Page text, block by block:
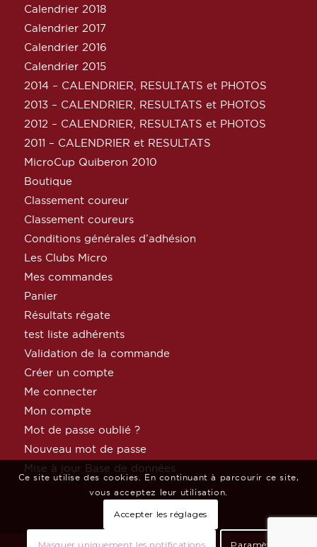
Calendrier 2018
Calendrier 2017
Calendrier 2016
Calendrier 2015
2014 – CALENDRIER, RESULTATS et PHOTOS
2013 – CALENDRIER, RESULTATS et PHOTOS
2012 – CALENDRIER, RESULTATS et PHOTOS
2011 – CALENDRIER et RESULTATS
MicroCup Quiberon 2010
Boutique
Classement coureur
Classement coureurs
Conditions générales d’adhésion
Les Clubs Micro
Mes commandes
Panier
Résultats régate
test liste adhérents
Validation de la commande
Créer un compte
Me connecter
Mon compte
Mot de passe oublié ?
Nouveau mot de passe
Mise à jour Base de données
Ce site utilise des cookies. En continuant à parcourir ce site,
vous acceptez leur utilisation.
Accepter les réglages
Masquer uniquement les notifications Paramètres